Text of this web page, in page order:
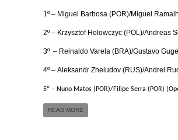
1º – Miguel Barbosa (POR)/Miguel
2º – Krzysztof Holowczyc (POL)/Andreas
3º – Reinaldo Varela (BRA)/Gustavo
4º – Aleksandr Zheludov (RUS)/Andrei
5º – Nuno Matos (POR)/Filipe Serra (POR)
READ MORE